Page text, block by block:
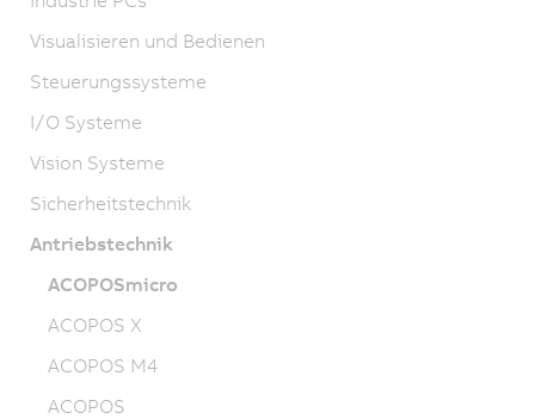
Visualisieren und Bedienen
Steuerungssysteme
I/O Systeme
Vision Systeme
Sicherheitstechnik
Antriebstechnik
ACOPOSmicro
ACOPOS X
ACOPOS M4
ACOPOS